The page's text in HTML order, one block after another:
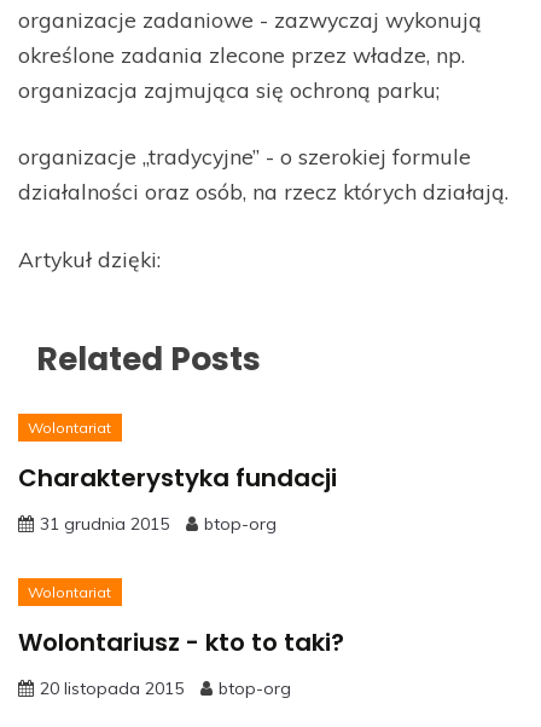
organizacje zadaniowe - zazwyczaj wykonują
określone zadania zlecone przez władze, np.
organizacja zajmująca się ochroną parku;
organizacje „tradycyjne” - o szerokiej formule
działalności oraz osób, na rzecz których działają.
Artykuł dzięki:
Related Posts
Wolontariat
Charakterystyka fundacji
31 grudnia 2015 btop-org
Wolontariat
Wolontariusz - kto to taki?
20 listopada 2015 btop-org